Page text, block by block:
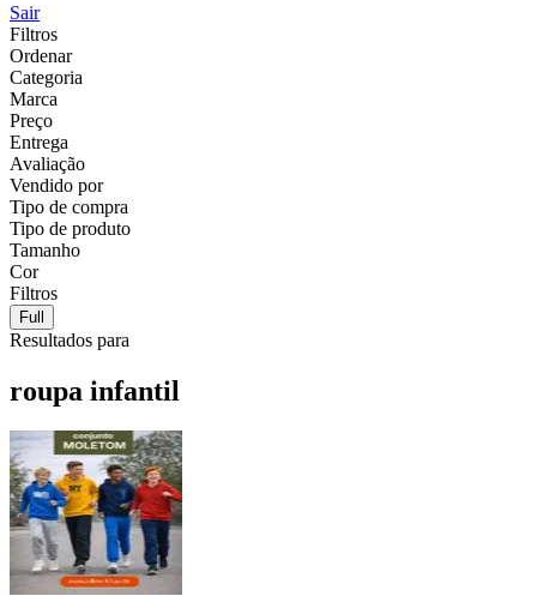
Sair
Filtros
Ordenar
Categoria
Marca
Preço
Entrega
Avaliação
Vendido por
Tipo de compra
Tipo de produto
Tamanho
Cor
Filtros
Full
Resultados para
roupa infantil